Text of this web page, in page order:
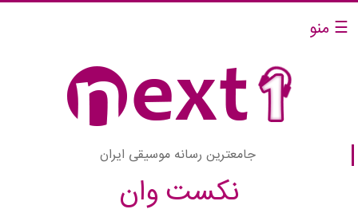
☰ منو
جامعترین رسانه موسیقی ایران
نکست وان